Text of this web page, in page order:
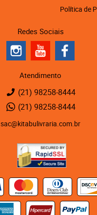
Política de
Redes Sociais
Atendimento
(21) 98258-8444
(21) 98258-8444
sac@kitabulivraria.com.br